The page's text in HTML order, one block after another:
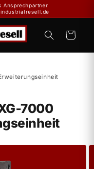
Ansprechpartner
Warenkorb
7000